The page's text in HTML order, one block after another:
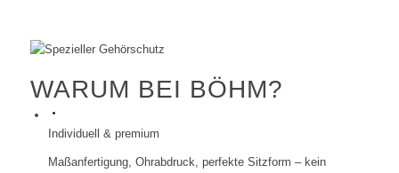
WARUM BEI BÖHM?
Individuell & premium
Maßanfertigung, Ohrabdruck, perfekte Sitzform – kein